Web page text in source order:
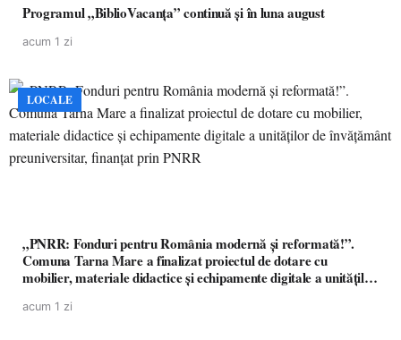
Programul „BiblioVacanța” continuă și în luna august
acum 1 zi
LOCALE
„PNRR: Fonduri pentru România modernă și reformată!”.
Comuna Tarna Mare a finalizat proiectul de dotare cu
mobilier, materiale didactice și echipamente digitale a unităților
acum 1 zi